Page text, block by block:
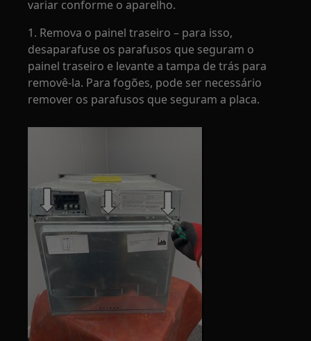
variar conforme o aparelho.
1. Remova o painel traseiro – para isso,
desaparafuse os parafusos que seguram o
painel traseiro e levante a tampa de trás para
removê-la. Para fogões, pode ser necessário
remover os parafusos que seguram a placa.